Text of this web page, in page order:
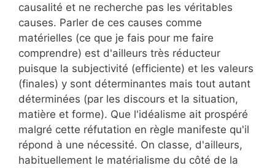
causalité et ne recherche pas les véritables
causes. Parler de ces causes comme
matérielles (ce que je fais pour me faire
comprendre) est d'ailleurs très réducteur
puisque la subjectivité (efficiente) et les valeurs
(finales) y sont déterminantes mais tout autant
déterminées (par les discours et la situation,
matière et forme). Que l'idéalisme ait prospéré
malgré cette réfutation en règle manifeste qu'il
répond à une nécessité. On classe, d'ailleurs,
habituellement le matérialisme du côté de la